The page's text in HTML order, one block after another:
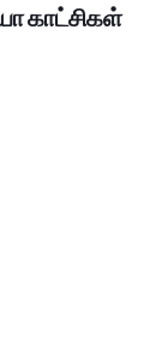
காட்சிகள்